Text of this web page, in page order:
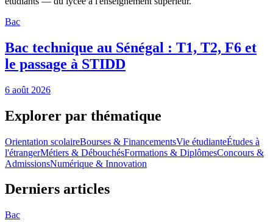
Bac
Bac technique au Sénégal : T1, T2, F6 et
le passage à STIDD
6 août 2026
Explorer par thématique
Orientation scolaireBourses & FinancementsVie étudianteÉtudes à
l'étrangerMétiers & DébouchésFormations & DiplômesConcours &
AdmissionsNumérique & Innovation
Derniers articles
Bac